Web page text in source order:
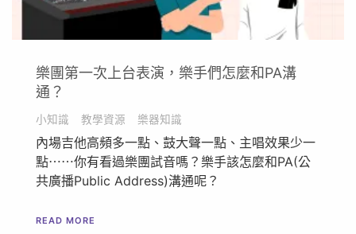
樂團第一次上台表演，樂手們怎麼和PA溝
通？
小知識 教學資源 樂器知識
內場吉他高頻多一點、鼓大聲一點、主唱效果少一
點⋯⋯你有看過樂團試音嗎？樂手該怎麼和PA(公
共廣播Public Address)溝通呢？
READ MORE